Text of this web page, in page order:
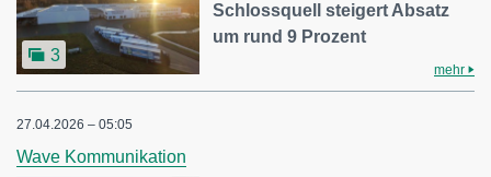
3
Schlossquell steigert Absatz
um rund 9 Prozent
mehr
27.04.2026 – 05:05
Wave Kommunikation